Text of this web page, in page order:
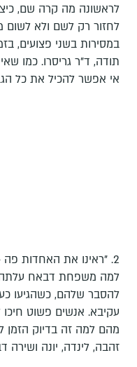
לראשונה מה קרה שם,
לחזור רק לשם ולא לשום
במסירות בשני פצועים,
תודה, ד"ר גריסרו. כמו
אי אפשר להכיל את כל
2. "ראינו את האחדות פה - ובאנו"
למה משפחת דבאח עלתה
להסבר שלהם, כשהגיעו
עקיבא. אנשים פשוט
מהם למה זה בדיוק הזמן
זהבה, לינדה, יונה